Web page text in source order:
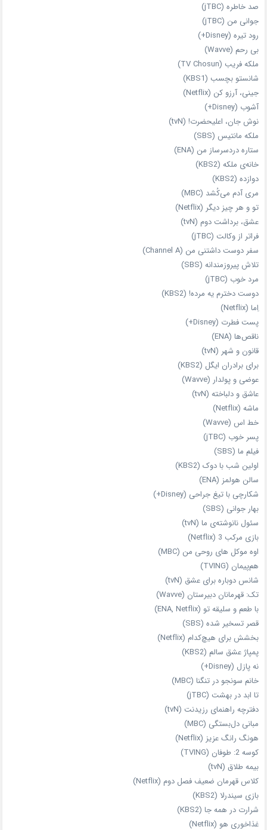
صد خاطره (jTBC)
جوانی من (jTBC)
رود تیره (Disney+)
بی‌ رحم (Wavve)
ملکه فریب (TV Chosun)
شانستو بچسب (KBS1)
جینی، آرزو کن (Netflix)
آشوب (Disney+)
نوش جان، اعلیحضرت! (tvN)
ملکه‌ مانتیس (SBS)
ستاره دردسرساز من (ENA)
خانه‌ی ملکه (KBS2)
دوازده (KBS2)
مری آدم می‌کُشد (MBC)
تو و هر چیز دیگر (Netflix)
عشق، برداشت دوم (tvN)
فراتر از وکالت (jTBC)
سفر دوست‌ داشتنی من (Channel A)
تلاش پیروزمندانه (SBS)
مرد خوب (jTBC)
دوست دخترم یه مرده! (KBS2)
اِما (Netflix)
پست فطرت (Disney+)
ناقص‌ها (ENA)
قانون و شهر (tvN)
برای برادران ایگل (KBS2)
عوضی و پولدار (Wavve)
عاشق و دلباخته (tvN)
ماشه (Netflix)
خط اس (Wavve)
پسر خوب (jTBC)
فیلم ما (SBS)
اولین شب با دوک (KBS2)
سالن هولمز (ENA)
شکارچی با تیغ جراحی (Disney+)
بهار جوانی (SBS)
سئول نانوشته‌ی ما (tvN)
بازی مرکب 3 (Netflix)
اوه موکل های روحی من (MBC)
هم‌پیمان (TVING)
شانس دوباره برای عشق (tvN)
تک: قهرمانان دبیرستان (Wavve)
با طعم و سلیقه تو (ENA, Netflix)
قصر تسخیر شده (SBS)
بخشش برای هیچ‌کدام (Netflix)
پمپاژ عشق سالم (KBS2)
نه پازل (Disney+)
خانم سونجو در تنگنا (MBC)
تا ابد در بهشت (jTBC)
دفترچه راهنمای رزیدنت (tvN)
مبانی دل‌بستگی (MBC)
هونگ رانگ عزیز (Netflix)
کوسه 2: طوفان (TVING)
بیمه طلاق (tvN)
کلاس قهرمان ضعیف فصل دوم (Netflix)
بازی سیندرلا (KBS2)
شرارت در همه‌ جا (KBS2)
غذاخوری هو (Netflix)